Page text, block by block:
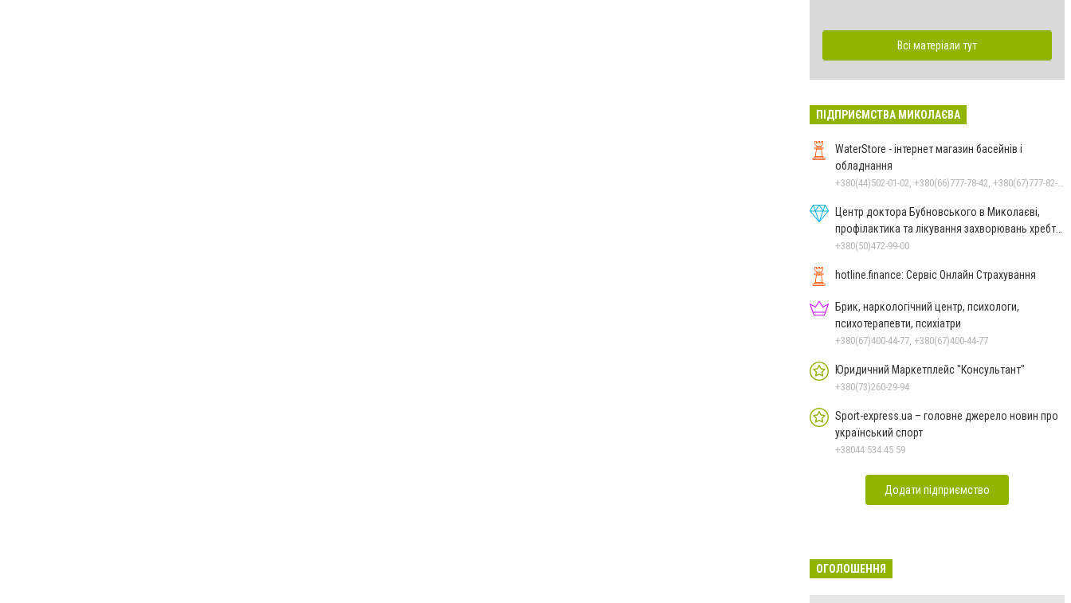
Всі матеріали тут
ПІДПРИЄМСТВА МИКОЛАЄВА
WaterStore - інтернет магазин басейнів і
обладнання
Центр доктора Бубновського в Миколаєві,
профілактика та лікування захворювань хребта
і суглобів
+380(50)472-99-00
hotline.finance: Сервіс Онлайн Страхування
Брик, наркологічний центр, психологи,
психотерапевти, психіатри
+380(67)400-44-77, +380(67)400-44-77
Юридичний Маркетплейс "Консультант"
+380(73)260-29-94
Sport-express.ua – головне джерело новин про
український спорт
+38044 534 45 59
Додати підприємство
ОГОЛОШЕННЯ